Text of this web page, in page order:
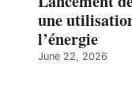
une
l’énergie
June 22, 2026